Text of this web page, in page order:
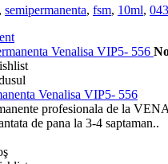
, semipermanenta, fsm, 10ml, 043
Venalisa VIP5- 556
profesionala de la
de pana la 3-4 saptaman..